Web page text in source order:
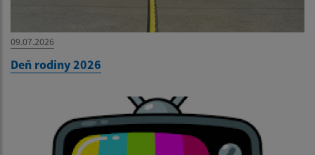
09.07.2026
Deň rodiny 2026